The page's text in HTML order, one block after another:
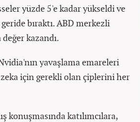
yüzde 5'e kadar yükseldi ve
bıraktı. ABD merkezli
kazandı.
yavaşlama emareleri
için gerekli olan çiplerini her
konuşmasında katılımcılara,